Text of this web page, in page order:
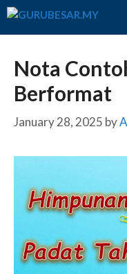
Skip
Nota
Berformat
January 28, 2025 by